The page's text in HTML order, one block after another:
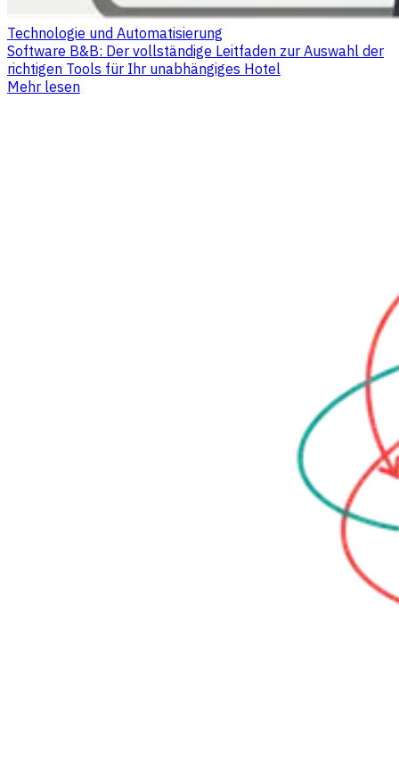
Technologie und Automatisierung
Software B&B: Der vollständige Leitfaden zur Auswahl der
richtigen Tools für Ihr unabhängiges Hotel
Mehr lesen